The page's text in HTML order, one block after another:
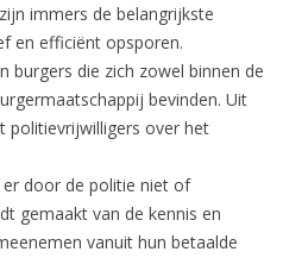
immers de belangrijkste
en efficiënt opsporen.
burgers die zich zowel binnen de
bevinden. Uit
politievrijwilligers over het
door de politie niet of
gemaakt van de kennis en
vanuit hun betaalde